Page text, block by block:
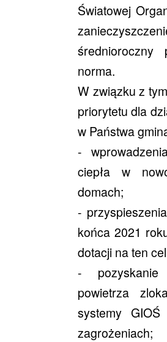
Światowej
norma.
W związku z
priorytetu dla
w Państwa
-
ciepła w
domach;
-
końca 2021
dotacji na ten
- pozyskanie
powietrza
systemy
zagrożeniach;